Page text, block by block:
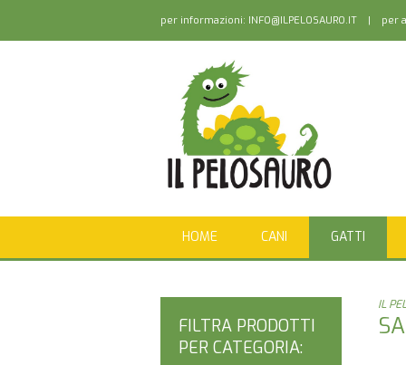
per informazioni: INFO@ILPELOSAURO.IT | per
HOME CANI GATTI
FILTRA PRODOTTI
PER CATEGORIA:
IL